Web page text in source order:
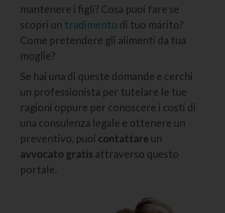
mantenere i figli? Cosa puoi fare se
scopri un tradimento di tuo marito?
Come pretendere gli alimenti da tua
moglie?
Se hai una di queste domande e cerchi
un professionista per tutelare le tue
ragioni oppure per conoscere i costi di
una consulenza legale e ottenere un
preventivo, puoi contattare un
avvocato gratis attraverso questo
portale.